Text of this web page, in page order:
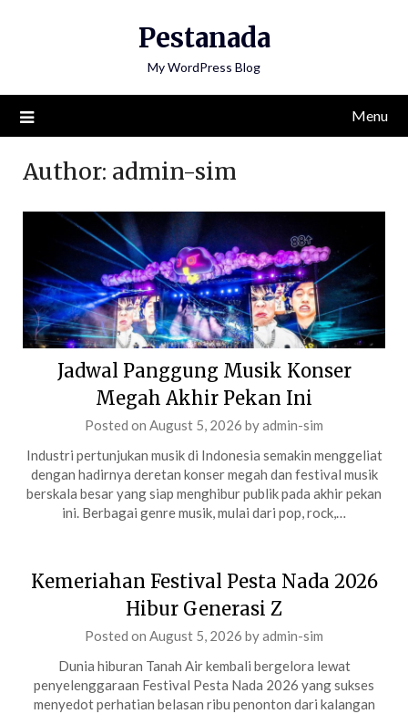
Pestanada
My WordPress Blog
Menu
Author: admin-sim
Jadwal Panggung Musik Konser
Megah Akhir Pekan Ini
Posted on August 5, 2026 byadmin-sim
Industri pertunjukan musik di Indonesia semakin menggeliat
dengan hadirnya deretan konser megah dan festival musik
berskala besar yang siap menghibur publik pada akhir pekan
ini. Berbagai genre musik, mulai dari pop, rock,…
Kemeriahan Festival Pesta Nada 2026
Hibur Generasi Z
Posted on August 5, 2026 byadmin-sim
Dunia hiburan Tanah Air kembali bergelora lewat
penyelenggaraan Festival Pesta Nada 2026 yang sukses
menyedot perhatian belasan ribu penonton dari kalangan